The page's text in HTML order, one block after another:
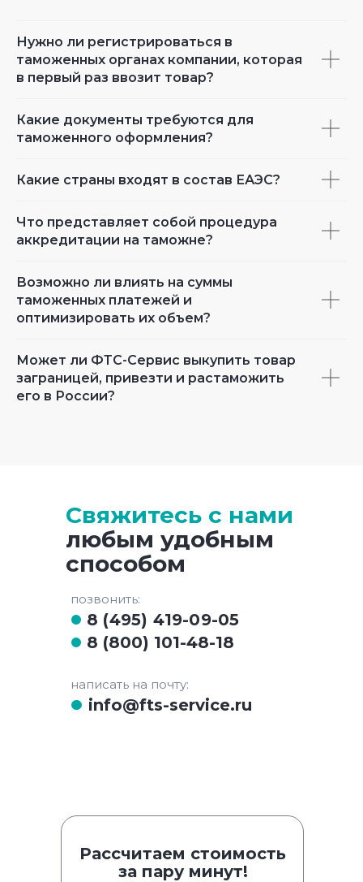
Нужно ли регистрироваться в
таможенных органах компании, которая
в первый раз ввозит товар?
Какие документы требуются для
таможенного оформления?
Какие страны входят в состав ЕАЭС?
Что представляет собой процедура
аккредитации на таможне?
Возможно ли влиять на суммы
таможенных платежей и
оптимизировать их объем?
Может ли ФТС-Сервис выкупить товар
заграницей, привезти и растаможить
его в России?
Рассчитаем стоимость
за пару минут!
info@fts-service.ru
написать на почту:
8 (800) 101-48-18
8 (495) 419-09-05
позвонить:
Свяжитесь с нами
любым удобным
способом